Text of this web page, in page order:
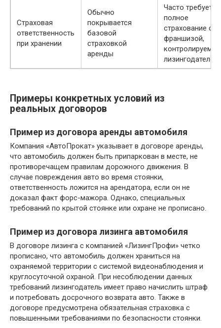
Страховая
ответственность
при хранении
Обычно
покрывается
базовой
страховкой
аренды
Часто требуется
полное
страхование с
франшизой,
контролируемой
лизингодателем
Примеры конкретных условий из
реальных договоров
Пример из договора аренды автомобиля
Компания «АвтоПрокат» указывает в договоре аренды,
что автомобиль должен быть припаркован в месте, не
противоречащем правилам дорожного движения. В
случае повреждения авто во время стоянки,
ответственность ложится на арендатора, если он не
доказал факт форс-мажора. Однако, специальных
требований по крытой стоянке или охране не прописано.
Пример из договора лизинга автомобиля
В договоре лизинга с компанией «ЛизингПрофи» четко
прописано, что автомобиль должен храниться на
охраняемой территории с системой видеонаблюдения и
круглосуточной охраной. При несоблюдении данных
требований лизингодатель имеет право начислить штраф
и потребовать досрочного возврата авто. Также в
договоре предусмотрена обязательная страховка с
повышенными требованиями по безопасности стоянки.